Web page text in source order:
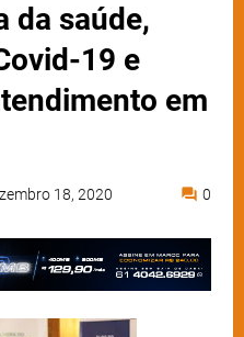
da saúde,
19 e
em
18, 2020 0